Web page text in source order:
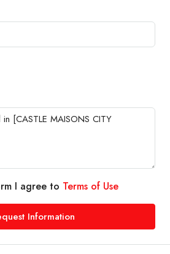
I agree to Terms of Use
Information